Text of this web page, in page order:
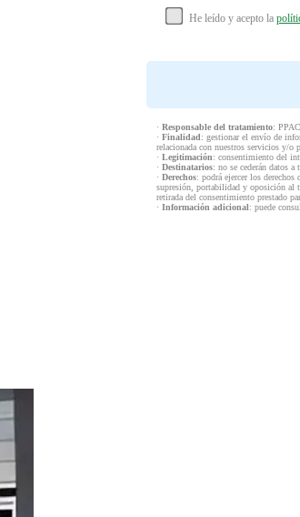
He leído y acepto la
· Responsable del tratamiento: PPAC
· Finalidad: gestionar el envío de
relacionada con nuestros servicios y/o
· Legitimación: consentimiento del
· Destinatarios: no se cederán datos
· Derechos: podrá ejercer los
supresión, portabilidad y oposición al
retirada del consentimiento prestado
· Información adicional: puede